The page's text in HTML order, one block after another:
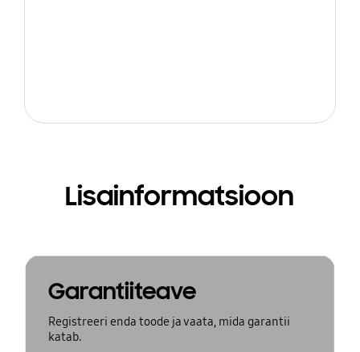
Lisainformatsioon
Garantiiteave
Registreeri enda toode ja vaata, mida garantii
katab.